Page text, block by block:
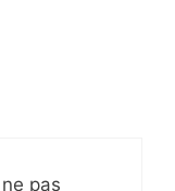
pas